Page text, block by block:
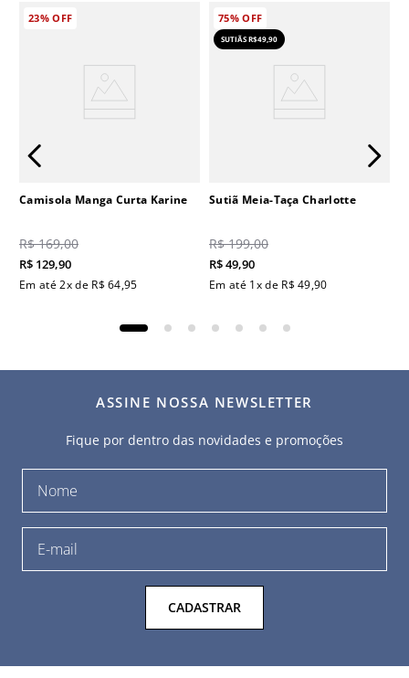
23%OFF
Camisola Manga Curta Karine
R$ 169,00
R$ 129,90
Em até2x de R$ 64,95
75%OFF
SUTIÃS R$49,90
Sutiã Meia-Taça Charlotte
R$ 199,00
R$49,90
Em até 1x de R$ 49,90
ASSINE NOSSA NEWSLETTER
Fique por dentro das novidades e promoções
CADASTRAR